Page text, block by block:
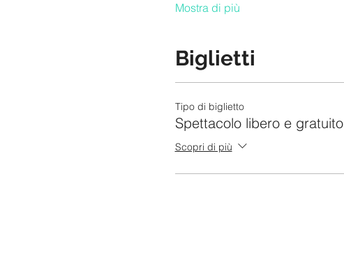
Mostra di più
Biglietti
Tipo di biglietto
Spettacolo libero e gratuito
Scopri di più